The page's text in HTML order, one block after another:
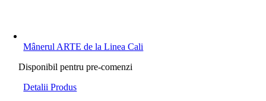
Mânerul ARTE de la Linea Cali
Disponibil pentru pre-comenzi
Detalii Produs